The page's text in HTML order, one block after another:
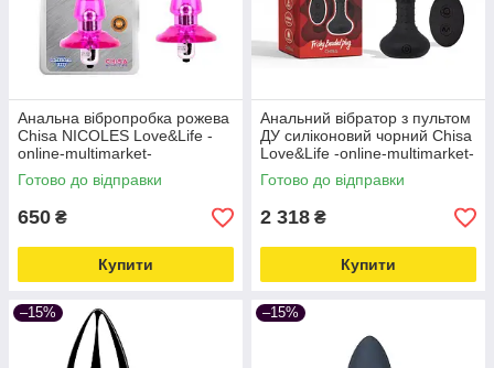
Анальна вібропробка рожева
Chisa NICOLES Love&Life -
online-multimarket-
Готово до відправки
650 ₴
Купити
Анальний вібратор з пультом
ДУ силіконовий чорний Chisa
Love&Life -online-multimarket-
Готово до відправки
2 318 ₴
Купити
–15% –15%